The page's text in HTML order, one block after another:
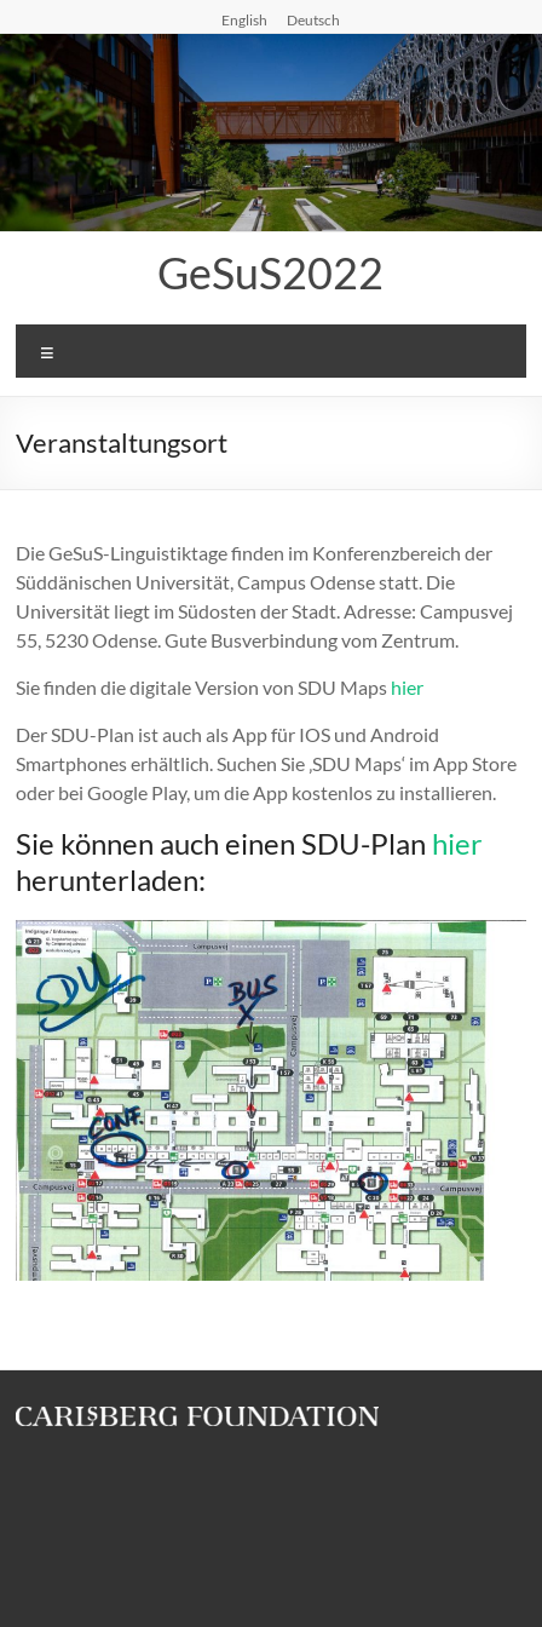
Inhalt
springen
English Deutsch
GeSuS2022
Veranstaltungsort
Die GeSuS-Linguistiktage finden im Konferenzbereich der
Süddänischen Universität, Campus Odense statt. Die
Universität liegt im Südosten der Stadt. Adresse: Campusvej
55, 5230 Odense. Gute Busverbindung vom Zentrum.
Sie finden die digitale Version von SDU Maps hier
Der SDU-Plan ist auch als App für IOS und Android
Smartphones erhältlich. Suchen Sie ‚SDU Maps‘ im App Store
oder bei Google Play, um die App kostenlos zu installieren.
Sie können auch einen SDU-Plan hier
herunterladen: